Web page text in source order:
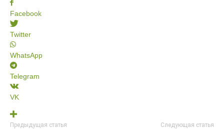
Facebook
Twitter
WhatsApp
Telegram
VK
Предыдущая статья Следующая статья